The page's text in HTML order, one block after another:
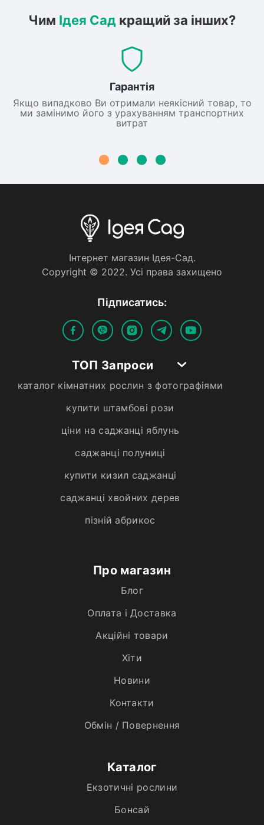
Чим Ідея Сад кращий за інших?
Гарантія
Якщо випадково Ви отримали неякісний товар, то
ми замінимо його з урахуванням транспортних
витрат
Iнтернет магазин Iдея-Сад.
Copyright © 2022. Усi права захищено
Пiдписатись:
ТОП Запроси
каталог кімнатних рослин з фотографіями
купити штамбові рози
ціни на саджанці яблунь
саджанці полуниці
купити кизил саджанці
саджанці хвойних дерев
пізній абрикос
Про магазин
Блог
Оплата і Доставка
Акційні товари
Хiти
Новини
Контакти
Обмін / Повернення
Каталог
Екзотичні рослини
Бонсай